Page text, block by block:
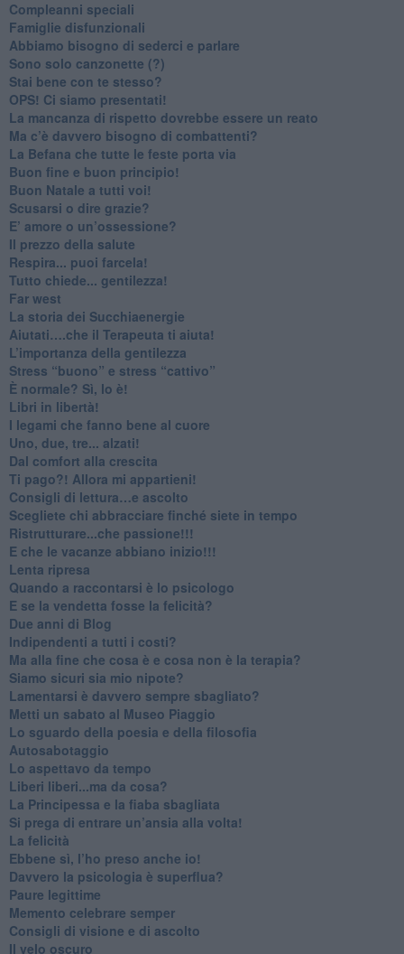
​Compleanni speciali
​Famiglie disfunzionali
​Abbiamo bisogno di sederci e parlare
Sono solo canzonette (?)
​Stai bene con te stesso?
​OPS! Ci siamo presentati!
​La mancanza di rispetto dovrebbe essere un reato
​Ma c’è davvero bisogno di combattenti?
​La Befana che tutte le feste porta via
Buon fine e buon principio!
​Buon Natale a tutti voi!
​Scusarsi o dire grazie?
​E’ amore o un’ossessione?
​Il prezzo della salute
​Respira... puoi farcela!
​Tutto chiede... gentilezza!
​Far west
​La storia dei Succhiaenergie
​Aiutati….che il Terapeuta ti aiuta!
​L’importanza della gentilezza
​Stress “buono” e stress “cattivo”
​È normale? Sì, lo è!
​Libri in libertà!
​I legami che fanno bene al cuore
Uno, due, tre... alzati!​
​Dal comfort alla crescita
​Ti pago?! Allora mi appartieni!​
​Consigli di lettura…e ascolto
​Scegliete chi abbracciare finché siete in tempo
​Ristrutturare...che passione!!!
​E che le vacanze abbiano inizio!!!
​Lenta ripresa
​Quando a raccontarsi è lo psicologo
​E se la vendetta fosse la felicità?
​Due anni di Blog
​Indipendenti a tutti i costi?
​Ma alla fine che cosa è e cosa non è la terapia?
​Siamo sicuri sia mio nipote?
​Lamentarsi è davvero sempre sbagliato?
​Metti un sabato al Museo Piaggio
​Lo sguardo della poesia e della filosofia
Autosabotaggio
​Lo aspettavo da tempo
​Liberi liberi...ma da cosa?
​La Principessa e la fiaba sbagliata
Si prega di entrare un’ansia alla volta!
​La felicità
​Ebbene sì, l’ho preso anche io!
​Davvero la psicologia è superflua?
Paure legittime
​Memento celebrare semper
​Consigli di visione e di ascolto
​Il velo oscuro